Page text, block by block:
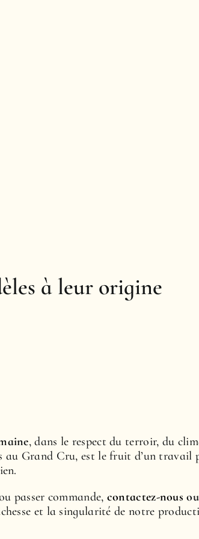
à leur origine
, dans le respect du terroir, du
Grand Cru, est le fruit d’un travail
passer commande, contactez-nous
et la singularité de notre